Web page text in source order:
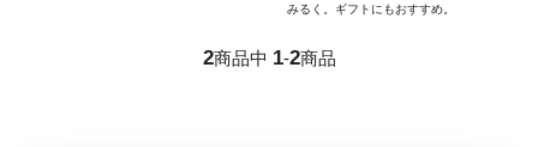
みるく。ギフトにもおすすめ。
2商品中 1-2商品